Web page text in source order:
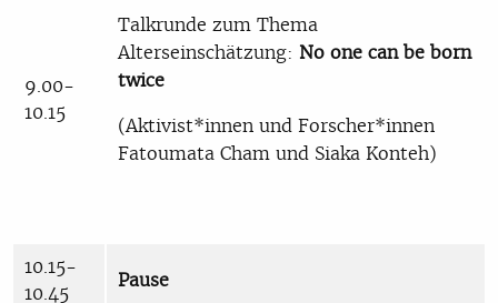
9.00-
10.15
Talkrunde zum Thema
Alterseinschätzung: No one can be born
twice
(Aktivist*innen und Forscher*innen
Fatoumata Cham und Siaka Konteh)
10.15-
10.45
Pause